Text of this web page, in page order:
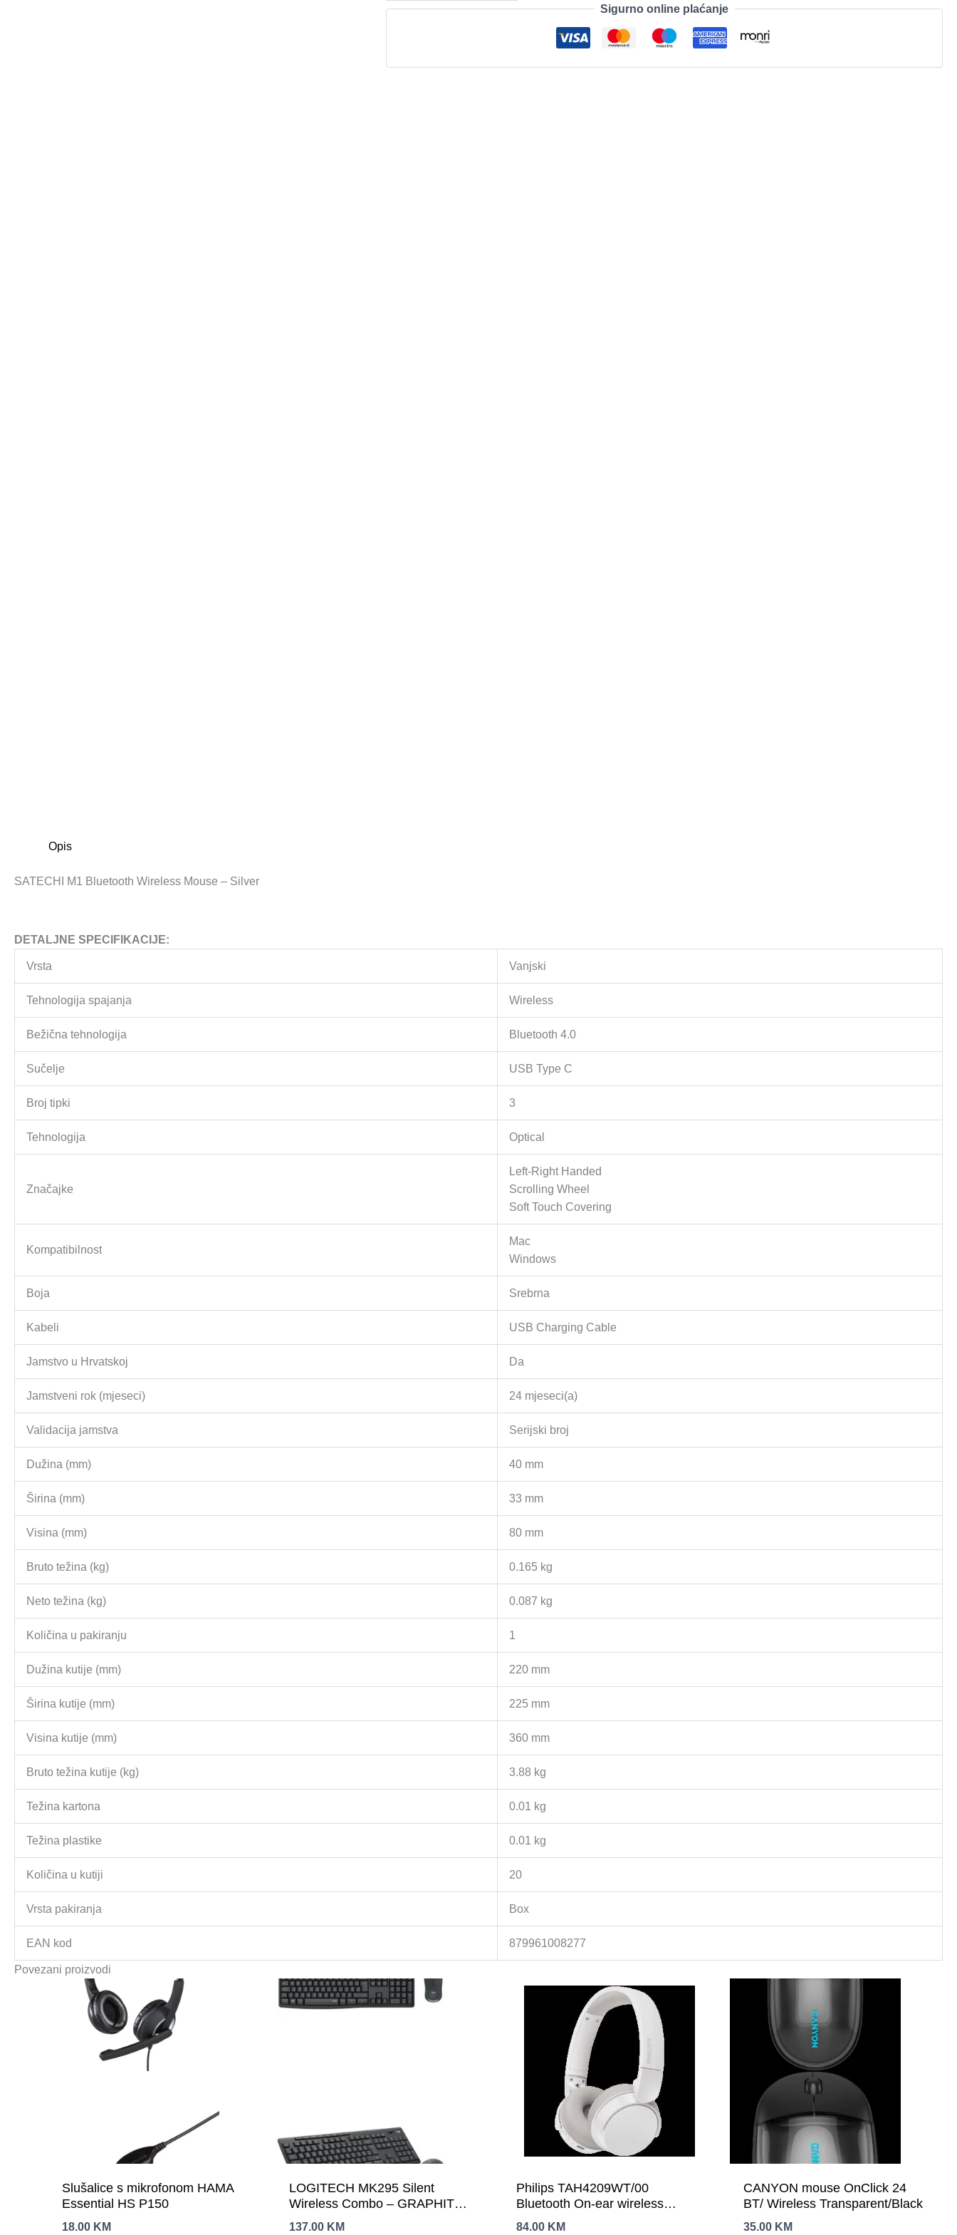
Mouse
količina
Sigurno online plaćanje
Opis
SATECHI M1 Bluetooth Wireless Mouse – Silver
DETALJNE SPECIFIKACIJE:
Vrsta Vanjski
Tehnologija spajanja Wireless
Bežična tehnologija Bluetooth 4.0
Sučelje USB Type C
Broj tipki 3
Tehnologija Optical
Značajke
Left-Right Handed
Scrolling Wheel
Soft Touch Covering
Kompatibilnost
Mac
Windows
Boja Srebrna
Kabeli USB Charging Cable
Jamstvo u Hrvatskoj Da
Jamstveni rok (mjeseci) 24 mjeseci(a)
Validacija jamstva Serijski broj
Dužina (mm) 40 mm
Širina (mm) 33 mm
Visina (mm) 80 mm
Bruto težina (kg) 0.165 kg
Neto težina (kg) 0.087 kg
Količina u pakiranju 1
Dužina kutije (mm) 220 mm
Širina kutije (mm) 225 mm
Visina kutije (mm) 360 mm
Bruto težina kutije (kg) 3.88 kg
Težina kartona 0.01 kg
Težina plastike 0.01 kg
Količina u kutiji 20
Vrsta pakiranja Box
EAN kod 879961008277
Povezani proizvodi
Slušalice s mikrofonom HAMA
Essential HS P150
18.00 KM
LOGITECH MK295 Silent
Wireless Combo – GRAPHITE –
HRV-SLV-SRB
137.00 KM
Philips TAH4209WT/00
Bluetooth On-ear wireless
headphones, white
84.00 KM
CANYON mouse OnClick 24
BT/ Wireless Transparent/Black
35.00 KM